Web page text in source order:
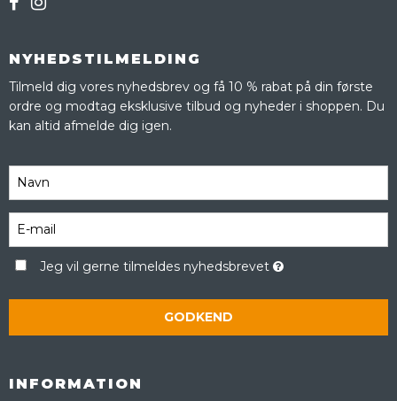
NYHEDSTILMELDING
Tilmeld dig vores nyhedsbrev og få 10 % rabat på din første
ordre og modtag eksklusive tilbud og nyheder i shoppen. Du
kan altid afmelde dig igen.
Jeg vil gerne tilmeldes nyhedsbrevet
GODKEND
INFORMATION